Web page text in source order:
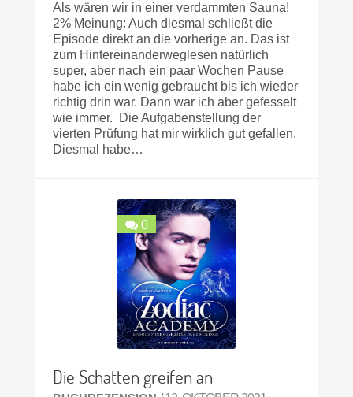
Als wären wir in einer verdammten Sauna!
2% Meinung: Auch diesmal schließt die
Episode direkt an die vorherige an. Das ist
zum Hintereinanderweglesen natürlich
super, aber nach ein paar Wochen Pause
habe ich ein wenig gebraucht bis ich wieder
richtig drin war. Dann war ich aber gefesselt
wie immer. Die Aufgabenstellung der
vierten Prüfung hat mir wirklich gut gefallen.
Diesmal habe…
0
Die Schatten greifen an